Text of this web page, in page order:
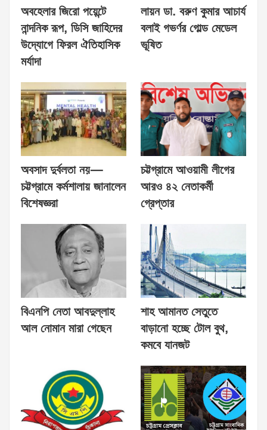
অবহেলার জিরো পয়েন্টে
নান্দনিক রূপ, ডিসি জাহিদের
উদ্যোগে ফিরল ঐতিহাসিক
মর্যাদা
লায়ন ডা. বরুণ কুমার আচার্য
বলাই গভর্ণর গোল্ড মেডেল
ভূষিত
অবসাদ দুর্বলতা নয়—
চট্টগ্রামে কর্মশালায় জানালেন
বিশেষজ্ঞরা
চট্টগ্রামে আওয়ামী লীগের
আরও ৪২ নেতাকর্মী
গ্রেপ্তার
বিএনপি নেতা আবদুল্লাহ
আল নোমান মারা গেছেন
শাহ আমানত সেতুতে
বাড়ানো হচ্ছে টোল বুথ,
কমবে যানজট